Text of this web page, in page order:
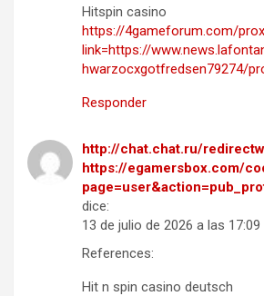
Hitspin casino
https://4gameforum.com/
link=https://
hwarzocxgotfredsen79274/
Responder
http://chat.chat.ru/
https://egamersbox.com/
dice:
13 de julio de 2026 a las 17:09
References:
Hit n spin casino deutsch